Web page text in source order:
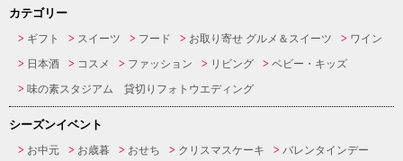
カテゴリー
ギフト スイーツ フード お取り寄せ グルメ＆スイーツ
ワイン
日本酒
コスメ ファッション リビング
ベビー・キッズ
味の素スタジアム 貸切りフォトウエディング
シーズンイベント
お中元 お歳暮 おせち クリスマスケーキ
バレンタインデー